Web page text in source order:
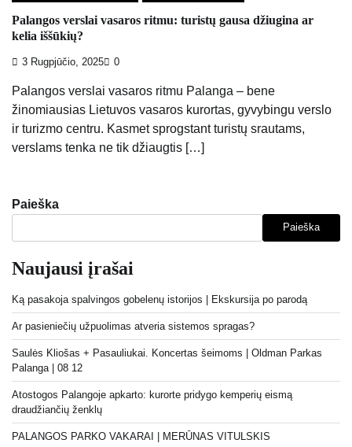
Palangos verslai vasaros ritmu: turistų gausa džiugina ar
kelia iššūkių?
3 Rugpjūčio, 2025 0
Palangos verslai vasaros ritmu Palanga – bene
žinomiausias Lietuvos vasaros kurortas, gyvybingu verslo
ir turizmo centru. Kasmet sprogstant turistų srautams,
verslams tenka ne tik džiaugtis […]
Paieška
Paieška
Naujausi įrašai
Ką pasakoja spalvingos gobelenų istorijos | Ekskursija po parodą
Ar pasieniečių užpuolimas atveria sistemos spragas?
Saulės Kliošas + Pasauliukai. Koncertas šeimoms | Oldman Parkas
Palanga | 08 12
Atostogos Palangoje apkarto: kurorte pridygo kemperių eismą
draudžiančių ženklų
PALANGOS PARKO VAKARAI | MERŪNAS VITULSKIS